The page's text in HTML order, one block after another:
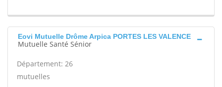
Eovi Mutuelle Drôme Arpica PORTES LES VALENCE
Mutuelle Santé Sénior
Département: 26
mutuelles